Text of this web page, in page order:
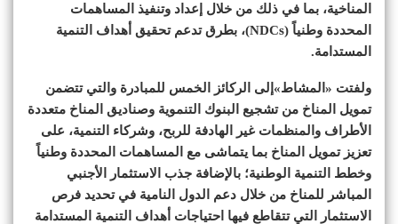
المناخية، بما في ذلك من خلال إعداد وتنفيذ المساهمات
المحددة وطنياً (NDCs)، بطرق تدعم تحقيق أهداف التنمية
المستدامة.
ولفتت «المشاط»إلى الركائز الخمس للمبادرة والتي تتضمن
تمويل المناخ من تشجيع البنوك التنموية وصناديق المناخ متعددة
الأطراف والمنظمات غير الهادفة للربح، وشركاء التنمية، على
تعزيز تمويل المناخ بما يتماشى مع المساهمات المحددة وطنياً
وخطط التنمية الوطنية؛ بالإضافة جذب الاستثمار الأجنبي
المباشر للمناخ من خلال دعم الدول النامية في تحديد فرص
الاستثمار التي تتقاطع فيها احتياجات أهداف التنمية المستدامة